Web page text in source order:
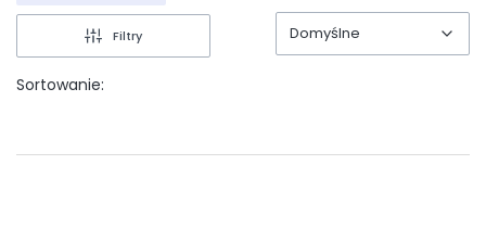
Filtry
Sortowanie:
Domyślne